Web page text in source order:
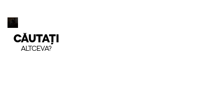
CĂUTAȚI
ALTCEVA?